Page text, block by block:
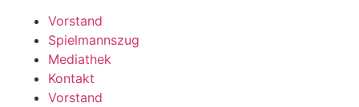
Vorstand
Spielmannszug
Mediathek
Kontakt
Vorstand